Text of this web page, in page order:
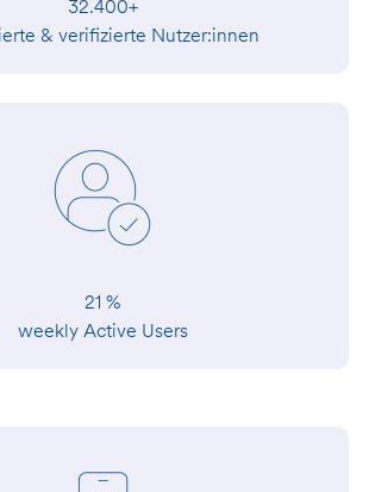
32.400+
& verifizierte Nutzer:innen
21 %
weekly Active Users